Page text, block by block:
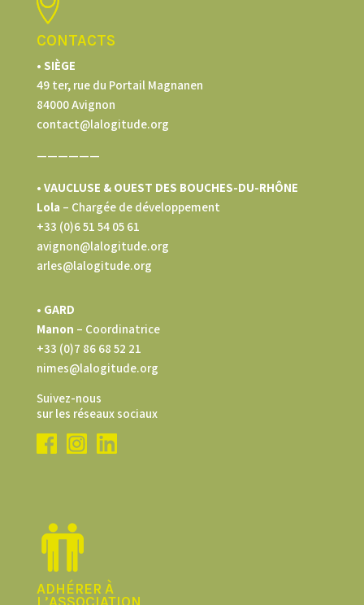
CONTACTS
• SIÈGE
49 ter, rue du Portail Magnanen
84000 Avignon
contact@lalogitude.org
——————
• VAUCLUSE & OUEST DES BOUCHES-DU-RHÔNE
Lola – Chargée de développement
+33 (0)6 51 54 05 61
avignon@lalogitude.org
arles@lalogitude.org
• GARD
Manon – Coordinatrice
+33 (0)7 86 68 52 21
nimes@lalogitude.org
Suivez-nous
sur les réseaux sociaux
ADHÉRER À